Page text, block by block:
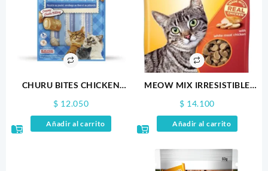
CHURU BITES CHICKEN
RECIPE X 3
$ 12.050
Añadir al carrito
MEOW MIX IRRESISTIBLE
$ 14.100
Añadir al carrito